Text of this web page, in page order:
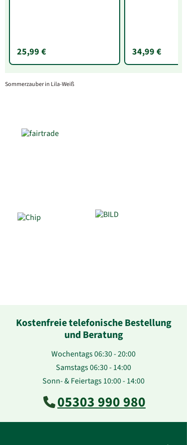
25,99 € 34,99 €
Sommerzauber in Lila-Weiß
Kostenfreie telefonische Bestellung
und Beratung
Wochentags 06:30 - 20:00
Samstags 06:30 - 14:00
Sonn- & Feiertags 10:00 - 14:00
05303 990 980